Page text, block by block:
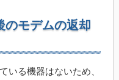
のモデムの返却
いる機器はないため、